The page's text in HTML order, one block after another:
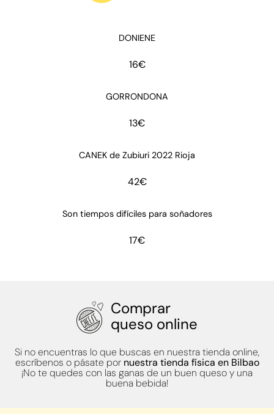
DONIENE
16€
GORRONDONA
13€
CANEK de Zubiuri 2022 Rioja
42€
Son tiempos difíciles para soñadores
17€
Comprar
queso online
Si no encuentras lo que buscas en nuestra tienda online,
escríbenos o pásate por nuestra tienda física en Bilbao
¡No te quedes con las ganas de un buen queso y una
buena bebida!